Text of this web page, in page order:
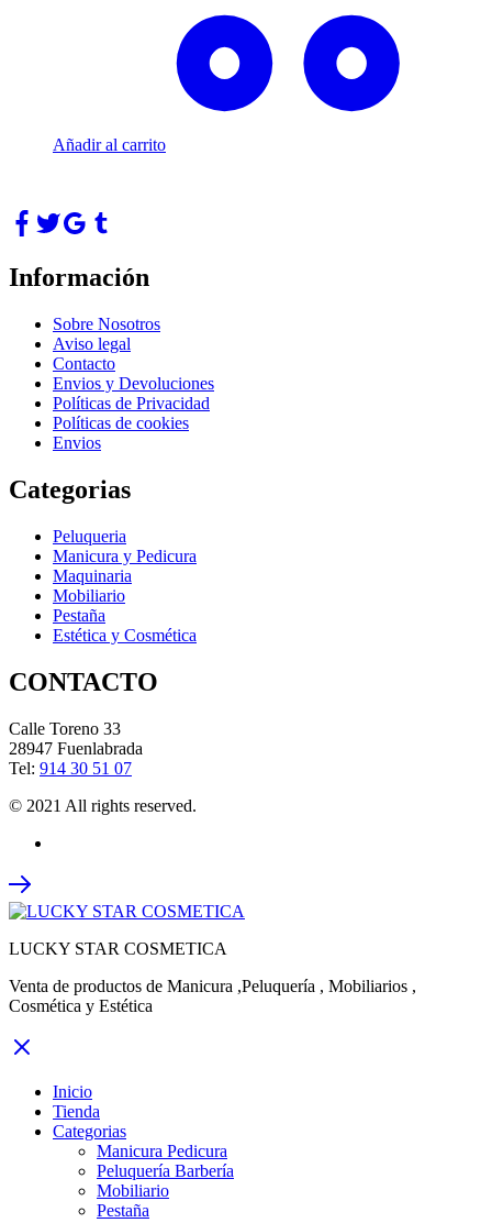
Añadir al carrito
Información
Sobre Nosotros
Aviso legal
Contacto
Envios y Devoluciones
Políticas de Privacidad
Políticas de cookies
Envios
Categorias
Peluqueria
Manicura y Pedicura
Maquinaria
Mobiliario
Pestaña
Estética y Cosmética
CONTACTO
Calle Toreno 33
28947 Fuenlabrada
Tel: 914 30 51 07
© 2021 All rights reserved.
LUCKY STAR COSMETICA
Venta de productos de Manicura ,Peluquería , Mobiliarios ,
Cosmética y Estética
Inicio
Tienda
Categorias
Manicura Pedicura
Peluquería Barbería
Mobiliario
Pestaña